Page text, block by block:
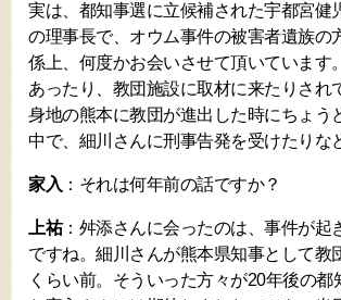
実は、都知事選に立候補された宇都宮
の理事長で、オウム事件の被害者遺族
係上、何度かお会いさせて頂いていま
あったり、教団施設に取材に来たりさ
身地の熊本に教団が進出した時にちょ
中で、細川さんに刑事告発を受けたりな
家入 ：それは何年前の話ですか？
上祐：舛添さんに会ったのは、事件が起
ですね。細川さんが熊本県知事として
くらい前。そういった方々が20年後の